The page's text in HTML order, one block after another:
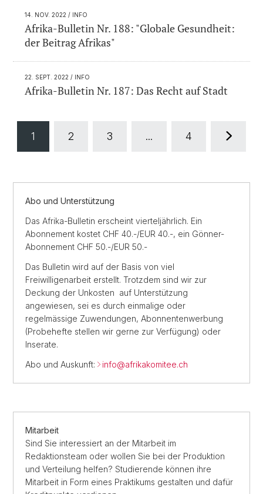
14. NOV. 2022 / INFO
Afrika-Bulletin Nr. 188: "Globale Gesundheit:
der Beitrag Afrikas"
22. SEPT. 2022 / INFO
Afrika-Bulletin Nr. 187: Das Recht auf Stadt
1 2 3 ... 4
Abo und Unterstützung
Das Afrika-Bulletin erscheint vierteljährlich. Ein
Abonnement kostet CHF 40.-/EUR 40.-, ein Gönner-
Abonnement CHF 50.-/EUR 50.-
Das Bulletin wird auf der Basis von viel
Freiwilligenarbeit erstellt. Trotzdem sind wir zur
Deckung der Unkosten auf Unterstützung
angewiesen, sei es durch einmalige oder
regelmässige Zuwendungen, Abonnentenwerbung
(Probehefte stellen wir gerne zur Verfügung) oder
Inserate.
Abo und Auskunft:
info@afrikakomitee.ch
Mitarbeit
Sind Sie interessiert an der Mitarbeit im
Redaktionsteam oder wollen Sie bei der Produktion
und Verteilung helfen? Studierende können ihre
Mitarbeit in Form eines Praktikums gestalten und dafür